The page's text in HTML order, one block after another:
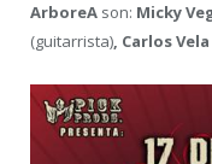
ArboreA son: Micky
(guitarrista), Carlos Vela